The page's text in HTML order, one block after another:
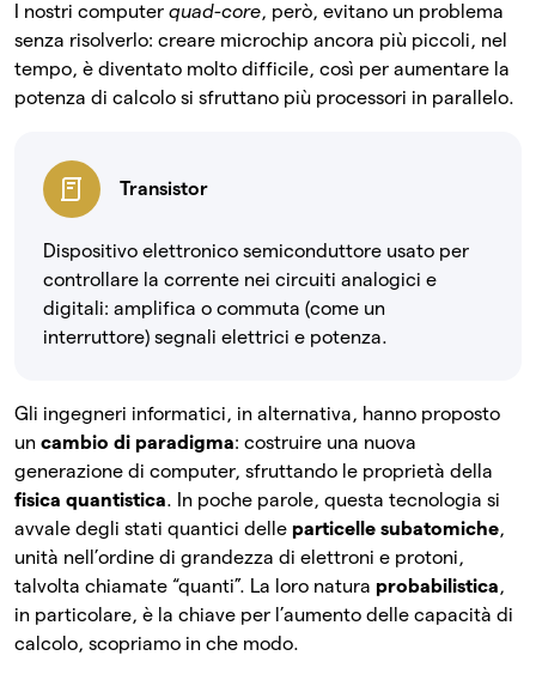
I nostri computer quad-core, però, evitano un problema
senza risolverlo: creare microchip ancora più piccoli, nel
tempo, è diventato molto difficile, così per aumentare la
potenza di calcolo si sfruttano più processori in parallelo.
Transistor
Dispositivo elettronico semiconduttore usato per
controllare la corrente nei circuiti analogici e
digitali: amplifica o commuta (come un
interruttore) segnali elettrici e potenza.
Gli ingegneri informatici, in alternativa, hanno proposto
un cambio di paradigma: costruire una nuova
generazione di computer, sfruttando le proprietà della
fisica quantistica. In poche parole, questa tecnologia si
avvale degli stati quantici delle particelle subatomiche,
unità nell’ordine di grandezza di elettroni e protoni,
talvolta chiamate “quanti”. La loro natura probabilistica,
in particolare, è la chiave per l’aumento delle capacità di
calcolo, scopriamo in che modo.